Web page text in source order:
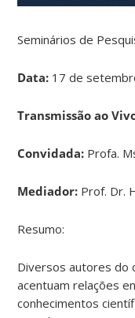
Seminários de
Data: 17 de
Transmissão ao
Convidada: Profa.
Mediador: Prof. Dr.
Resumo:
Diversos autores do
acentuam relações
conhecimentos